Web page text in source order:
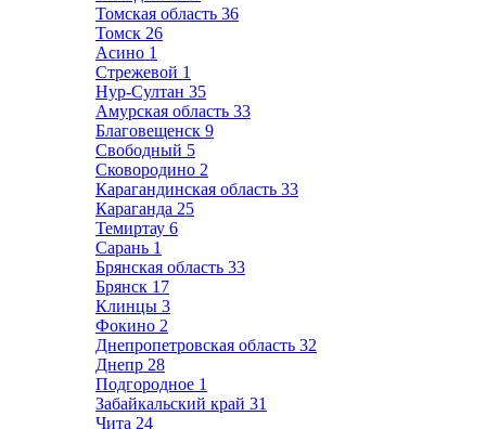
Томская область 36
Томск 26
Асино 1
Стрежевой 1
Нур-Султан 35
Амурская область 33
Благовещенск 9
Свободный 5
Сковородино 2
Карагандинская область 33
Караганда 25
Темиртау 6
Сарань 1
Брянская область 33
Брянск 17
Клинцы 3
Фокино 2
Днепропетровская область 32
Днепр 28
Подгородное 1
Забайкальский край 31
Чита 24